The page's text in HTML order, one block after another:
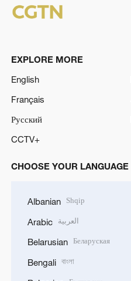
EXPLORE MORE
English
Français
Русский
CCTV+
CHOOSE YOUR LANGUAGE
Albanian Shqip
Arabic العربية
Belarusian Беларуская
Bengali বাংলা